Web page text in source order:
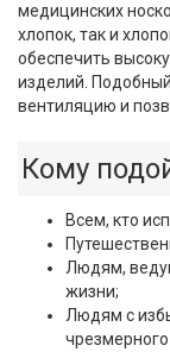
медицинских
хлопок, так и
обеспечить
изделий.
вентиляцию и
Кому
Всем, кто
Людям,
жизни;
Людям с